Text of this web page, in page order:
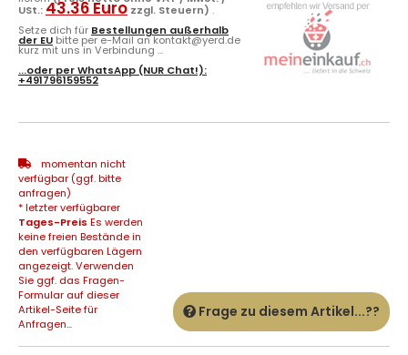
USt.: 43.36 Euro zzgl. Steuern) .
Setze dich für Bestellungen außerhalb
der EU bitte per e-Mail an kontakt@yerd.de
kurz mit uns in Verbindung ...
...oder perWhatsApp (NUR Chat!):
+491796159552
momentan nicht
verfügbar (ggf. bitte
anfragen)
* letzter verfügbarer
Tages-Preis Es werden
keine freien Bestände in
den verfügbaren Lägern
angezeigt. Verwenden
Sie ggf. das Fragen-
Formular auf dieser
Artikel-Seite für
Anfragen...
Frage zu diesem Artikel...??